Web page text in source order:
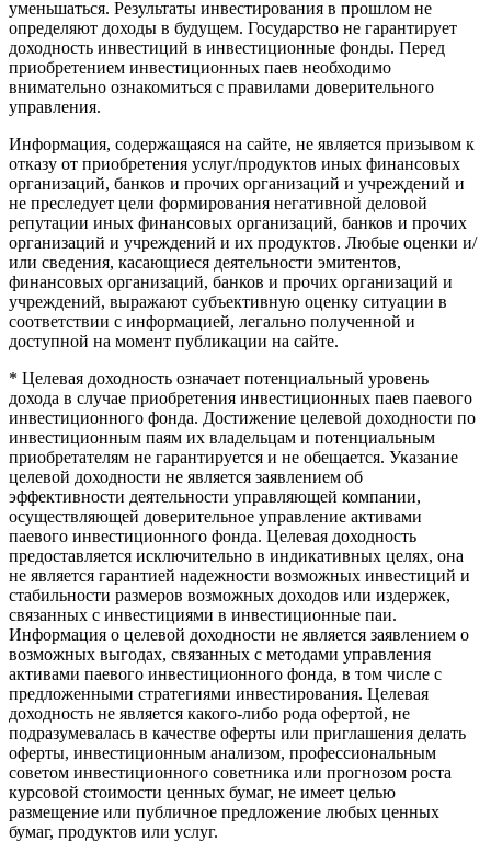
уменьшаться. Результаты инвестирования в прошлом не
определяют доходы в будущем. Государство не гарантирует
доходность инвестиций в инвестиционные фонды. Перед
приобретением инвестиционных паев необходимо
внимательно ознакомиться с правилами доверительного
управления.
Информация, содержащаяся на сайте, не является призывом к
отказу от приобретения услуг/продуктов иных финансовых
организаций, банков и прочих организаций и учреждений и
не преследует цели формирования негативной деловой
репутации иных финансовых организаций, банков и прочих
организаций и учреждений и их продуктов. Любые оценки и/
или сведения, касающиеся деятельности эмитентов,
финансовых организаций, банков и прочих организаций и
учреждений, выражают субъективную оценку ситуации в
соответствии с информацией, легально полученной и
доступной на момент публикации на сайте.
* Целевая доходность означает потенциальный уровень
дохода в случае приобретения инвестиционных паев паевого
инвестиционного фонда. Достижение целевой доходности по
инвестиционным паям их владельцам и потенциальным
приобретателям не гарантируется и не обещается. Указание
целевой доходности не является заявлением об
эффективности деятельности управляющей компании,
осуществляющей доверительное управление активами
паевого инвестиционного фонда. Целевая доходность
предоставляется исключительно в индикативных целях, она
не является гарантией надежности возможных инвестиций и
стабильности размеров возможных доходов или издержек,
связанных с инвестициями в инвестиционные паи.
Информация о целевой доходности не является заявлением о
возможных выгодах, связанных с методами управления
активами паевого инвестиционного фонда, в том числе с
предложенными стратегиями инвестирования. Целевая
доходность не является какого-либо рода офертой, не
подразумевалась в качестве оферты или приглашения делать
оферты, инвестиционным анализом, профессиональным
советом инвестиционного советника или прогнозом роста
курсовой стоимости ценных бумаг, не имеет целью
размещение или публичное предложение любых ценных
бумаг, продуктов или услуг.